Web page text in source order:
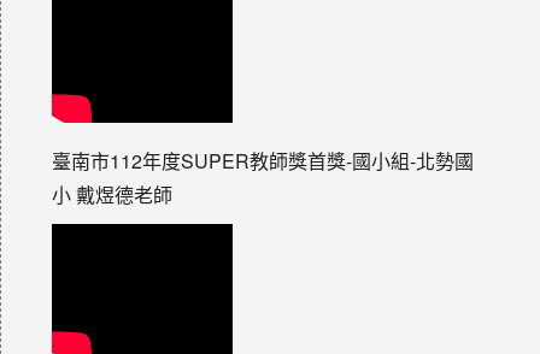
臺南市112年度SUPER教師獎首獎-國小組-北勢國
小 戴煜德老師